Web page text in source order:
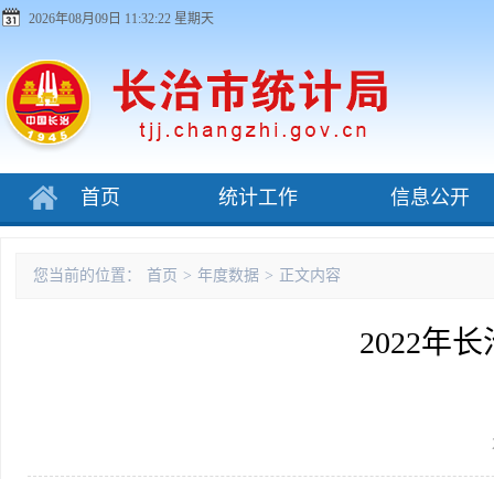
2026年08月09日 11:32:22 星期天
首页 统计工作 信息公开
您当前的位置： 首页 > 年度数据 > 正文内容
2022年